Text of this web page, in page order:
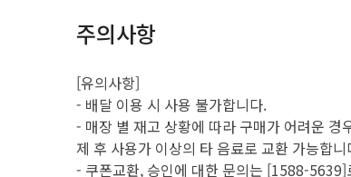
주의사항
[유의사항]
- 배달 이용 시 사용 불가합니다.
- 매장 별 재고 상황에 따라 구매가 어려운 경
제 후 사용가 이상의 타 음료로 교환 가능합니
- 쿠폰교환, 승인에 대한 문의는 [1588-